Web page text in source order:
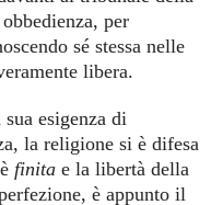
per
sé stessa nelle
libera.
esigenza di
la religione si è difesa
finita e la libertà della
è appunto il